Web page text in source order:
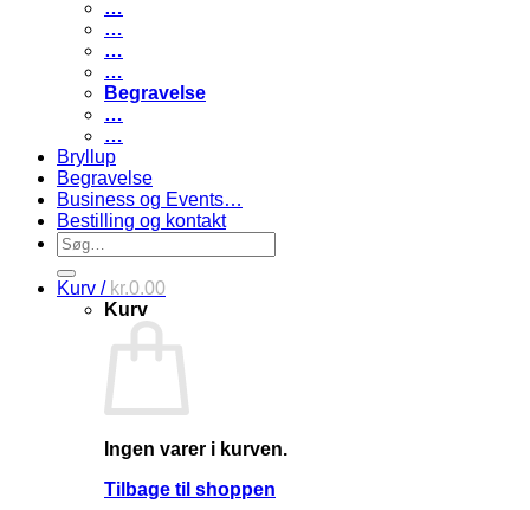
…
…
…
…
Begravelse
…
…
Bryllup
Begravelse
Business og Events…
Bestilling og kontakt
Søg
efter:
Kurv / kr.0.00
Kurv
Ingen varer i kurven.
Tilbage til shoppen